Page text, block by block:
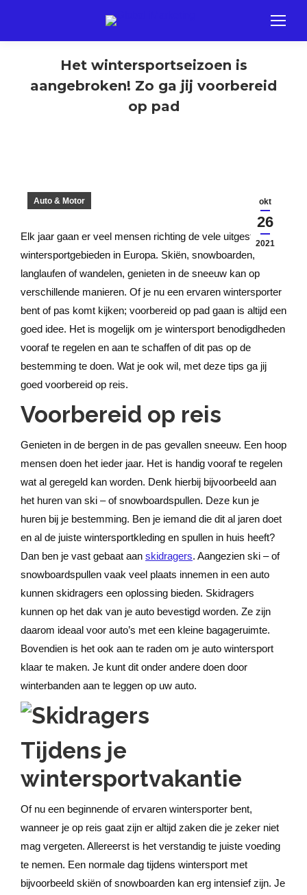
Het wintersportseizoen is
aangebroken! Zo ga jij voorbereid
op pad
okt
26
2021
Auto & Motor
Elk jaar gaan er veel mensen richting de vele uitgestrekte
wintersportgebieden in Europa. Skiën, snowboarden,
langlaufen of wandelen, genieten in de sneeuw kan op
verschillende manieren. Of je nu een ervaren wintersporter
bent of pas komt kijken; voorbereid op pad gaan is altijd een
goed idee. Het is mogelijk om je wintersport benodigdheden
vooraf te regelen en aan te schaffen of dit pas op de
bestemming te doen. Wat je ook wil, met deze tips ga jij
goed voorbereid op reis.
Voorbereid op reis
Genieten in de bergen in de pas gevallen sneeuw. Een hoop
mensen doen het ieder jaar. Het is handig vooraf te regelen
wat al geregeld kan worden. Denk hierbij bijvoorbeeld aan
het huren van ski – of snowboardspullen. Deze kun je
huren bij je bestemming. Ben je iemand die dit al jaren doet
en al de juiste wintersportkleding en spullen in huis heeft?
Dan ben je vast gebaat aan skidragers. Aangezien ski – of
snowboardspullen vaak veel plaats innemen in een auto
kunnen skidragers een oplossing bieden. Skidragers
kunnen op het dak van je auto bevestigd worden. Ze zijn
daarom ideaal voor auto’s met een kleine bagageruimte.
Bovendien is het ook aan te raden om je auto wintersport
klaar te maken. Je kunt dit onder andere doen door
winterbanden aan te leggen op uw auto.
Tijdens je
wintersportvakantie
Of nu een beginnende of ervaren wintersporter bent,
wanneer je op reis gaat zijn er altijd zaken die je zeker niet
mag vergeten. Allereerst is het verstandig te juiste voeding
te nemen. Een normale dag tijdens wintersport met
bijvoorbeeld skiën of snowboarden kan erg intensief zijn. Je